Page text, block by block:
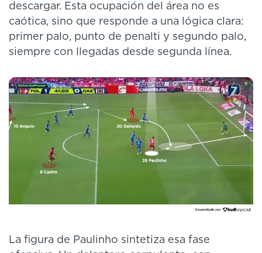
descargar. Esta ocupación del área no es
caótica, sino que responde a una lógica clara:
primer palo, punto de penalti y segundo palo,
siempre con llegadas desde segunda línea.
La figura de Paulinho sintetiza esa fase